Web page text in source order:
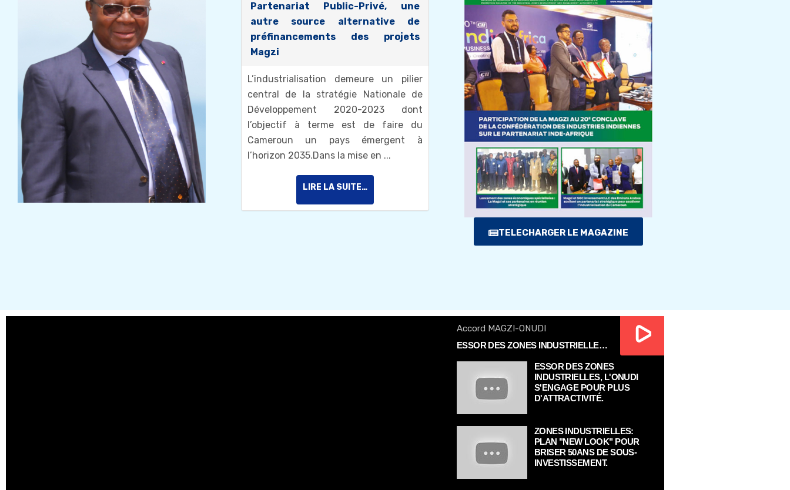
Partenariat Public-Privé, une
autre source alternative de
préfinancements des projets
Magzi
L’industrialisation demeure un pilier
central de la stratégie Nationale de
Développement 2020-2023 dont
l’objectif à terme est de faire du
Cameroun un pays émergent à
l’horizon 2035.Dans la mise en ...
LIRE LA SUITE…
TELECHARGER LE MAGAZINE
Accord MAGZI-ONUDI
ESSOR DES ZONES INDUSTRIELLES, L'ONUDI S'ENGAGE POUR PLUS D'ATTRACTIVITÉ.
ESSOR DES ZONES
INDUSTRIELLES, L'ONUDI
S'ENGAGE POUR PLUS
D'ATTRACTIVITÉ.
ZONES INDUSTRIELLES:
PLAN "NEW LOOK" POUR
BRISER 50ANS DE SOUS-
INVESTISSEMENT.